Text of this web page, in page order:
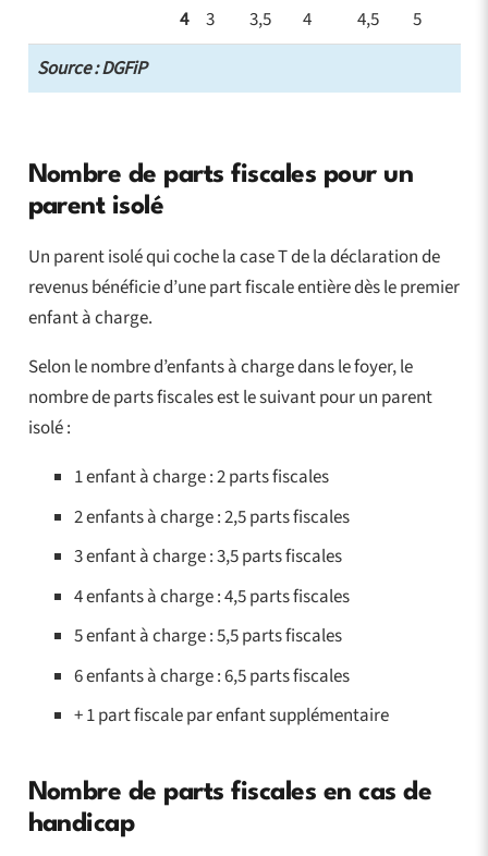
Source : DGFiP
4
3 3,5 4 4,5 5
Nombre de parts fiscales pour un
parent isolé
Un parent isolé qui coche la case T de la déclaration de
revenus bénéficie d’une part fiscale entière dès le premier
enfant à charge.
Selon le nombre d’enfants à charge dans le foyer, le
nombre de parts fiscales est le suivant pour un parent
isolé :
1 enfant à charge : 2 parts fiscales
2 enfants à charge : 2,5 parts fiscales
3 enfant à charge : 3,5 parts fiscales
4 enfants à charge : 4,5 parts fiscales
5 enfant à charge : 5,5 parts fiscales
6 enfants à charge : 6,5 parts fiscales
+ 1 part fiscale par enfant supplémentaire
Nombre de parts fiscales en cas de
handicap